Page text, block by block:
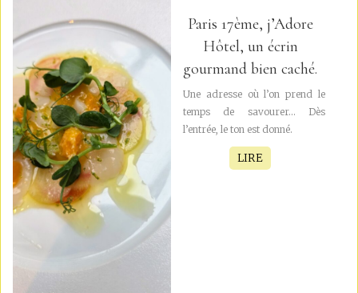
Paris 17ème, j’Adore
Hôtel, un écrin
gourmand bien caché.
Une adresse où l’on prend le
temps de savourer... Dès
l’entrée, le ton est donné.
LIRE